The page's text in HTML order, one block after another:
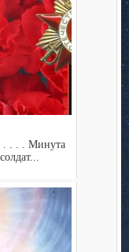
. . . . Минута